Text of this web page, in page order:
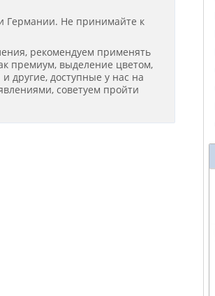
Германии. Не принимайте к
рекомендуем применять
премиум, выделение цветом,
другие, доступные у нас на
советуем пройти